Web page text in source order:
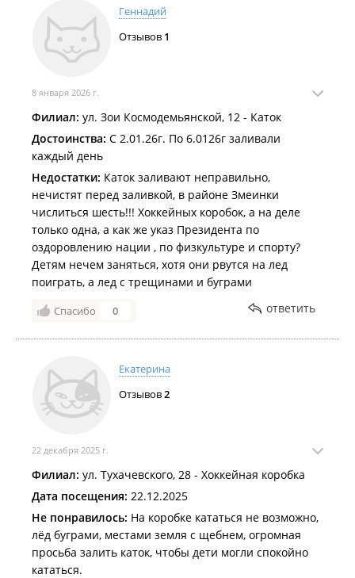
Тёплый декабрь мешает заливать катки во Владивостоке
Более 70 катков во всех районах города будут работать этой
зимой для жителей и гостей Владивостока
Геннадий
Отзывов 1
8 января 2026 г.
Филиал: ул. Зои Космодемьянской, 12 - Каток
Достоинства: С 2.01.26г. По 6.0126г заливали
каждый день
Недостатки: Каток заливают неправильно,
нечистят перед заливкой, в районе Змеинки
числиться шесть!!! Хоккейных коробок, а на деле
только одна, а как же указ Президента по
оздоровлению нации , по физкультуре и спорту?
Детям нечем заняться, хотя они рвутся на лед
поиграть, а лед с трещинами и буграми
Спасибо 0 ответить
Екатерина
Отзывов2
22 декабря 2025 г.
Филиал: ул. Тухачевского, 28 - Хоккейная коробка
Дата посещения: 22.12.2025
Не понравилось: На коробке кататься не возможно,
лёд буграми, местами земля с щебнем, огромная
просьба залить каток, чтобы дети могли спокойно
кататься.